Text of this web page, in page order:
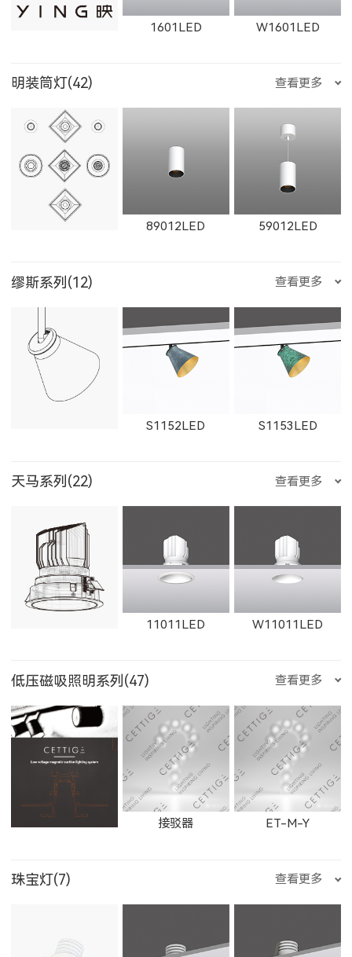
W1615LED-1 W1615LED-2
W1765LED-2 W1766LED
W1767LED
51352LED
1231LED-5 1351LED-3 1351LED-5
金牛座
狮子座 处女座 天秤座
天蝎座 摩羯座
水瓶座 双鱼座 石膏检修口
1601LED W1601LED
1602LED W1602LED 1861LED
W1861LED 1862LED W1862LED
W11162LED-S
1863LED 1864LED 11163LED
11164LED W1606LED
明装筒灯(42) 查看更多
89012LED 59012LED
29012LED 89014LED 59014LED
8906LED 5906LED
29013LED 8901LED 5901LED
缪斯系列(12) 查看更多
S1152LED S1153LED
S1151LED 21151LED 51151LED
21152LED 81151LED 81152LED
天马系列(22) 查看更多
11011LED W11011LED
11014LED W11014LED 11012LED
11015LED W11015LED
低压磁吸照明系列(47) 查看更多
接驳器 ET-M-Y
珠宝灯(7) 查看更多